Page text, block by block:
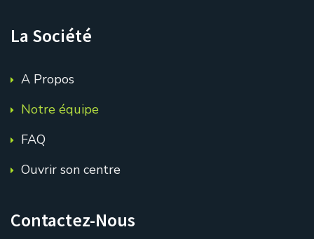
La Société
A Propos
Notre équipe
FAQ
Ouvrir son centre
Contactez-Nous